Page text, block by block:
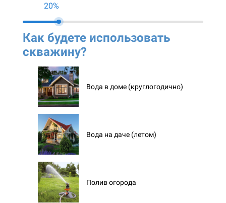
20%
Как будете использовать
скважину?
Вода в доме (круглогодично)
Вода на даче (летом)
Полив огорода